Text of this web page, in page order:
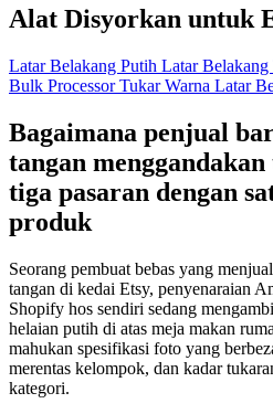
Alat Disyorkan untuk
Latar Belakang Putih Latar Belakang
Bulk ProcessorTukar Warna Latar
Bagaimana penjual
tangan
tiga pasaran dengan
produk
Seorang pembuat bebas yang
tangan di kedai Etsy, penyenaraian
Shopify hos sendiri sedang
helaian putih di atas meja makan
mahukan spesifikasi foto yang
merentas kelompok, dan kadar
kategori.